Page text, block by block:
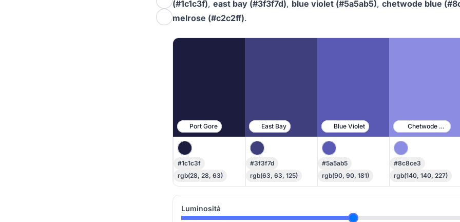
(#1c1c3f), east bay (#3f3f7d), blue violet (#5a5ab5), chetwode blue
melrose (#c2c2ff).
Port Gore East Bay Blue Violet Chetwode Blue
#1c1c3f
rgb(28, 28, 63)
#3f3f7d
rgb(63, 63, 125)
#5a5ab5
rgb(90, 90, 181)
#8c8ce3
rgb(140, 140, 227)
Luminosità